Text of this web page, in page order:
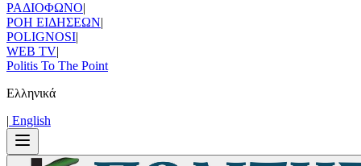
ΡΑΔΙΟΦΩΝΟ|
ΡΟΗ ΕΙΔΗΣΕΩΝ|
POLIGNOSI|
WEB TV|
Politis To The Point
Ελληνικά
| Εnglish